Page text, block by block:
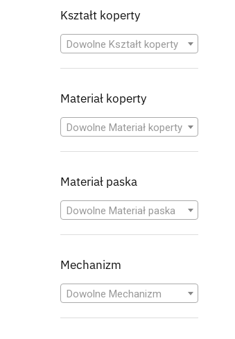
Kształt koperty
Dowolne Kształt koperty
Materiał koperty
Dowolne Materiał koperty
Materiał paska
Dowolne Materiał paska
Mechanizm
Dowolne Mechanizm